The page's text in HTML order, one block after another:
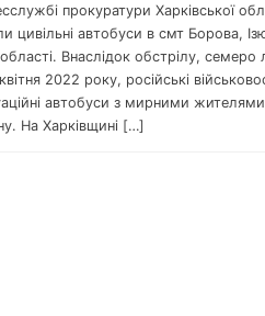
прокуратури Харківської
цивільні автобуси в смт Борова,
Внаслідок обстрілу, семеро
2022 року, російські
автобуси з мирними
На Харківщині […]